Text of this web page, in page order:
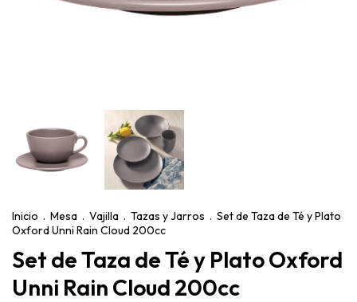
Inicio . Mesa . Vajilla . Tazas y Jarros . Set de Taza de Té y Plato
Oxford Unni Rain Cloud 200cc
Set de Taza de Té y Plato Oxford
Unni Rain Cloud 200cc